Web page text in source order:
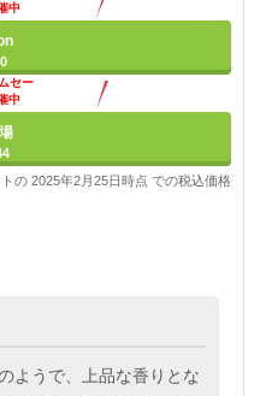
中
セー
中
の 2025年2月25日時点 での税込価格
ようで、上品な香りとな